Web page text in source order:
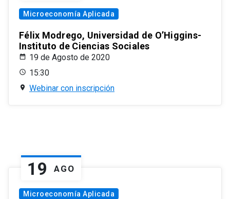
Microeconomía Aplicada
Félix Modrego, Universidad de O’Higgins-
Instituto de Ciencias Sociales
19 de Agosto de 2020
15:30
Webinar con inscripción
19 AGO
Microeconomía Aplicada